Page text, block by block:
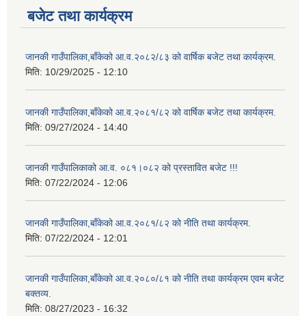
बजेट तथा कार्यक्रम
जानकी गाउँपालिका,बाँकेको आ.व.२०८२/८३ को वार्षिक बजेट तथा कार्यक्रम.
मिति: 10/29/2025 - 12:10
जानकी गाउँपालिका,बाँकेको आ.व.२०८१/८२ को वार्षिक बजेट तथा कार्यक्रम.
मिति: 09/27/2024 - 14:40
जानकी गाउँपालिकाको आ.व. ०८१।०८२ को प्रस्तावित बजेट !!!
मिति: 07/22/2024 - 12:06
जानकी गाउँपालिका,बाँकेको आ.व.२०८१/८२ को नीति तथा कार्यक्रम.
मिति: 07/22/2024 - 12:01
जानकी गाउँपालिका,बाँकेको आ.व.२०८०/८१ को नीति तथा कार्यक्रम एवम बजेट
बक्तव्य.
मिति: 08/27/2023 - 16:32